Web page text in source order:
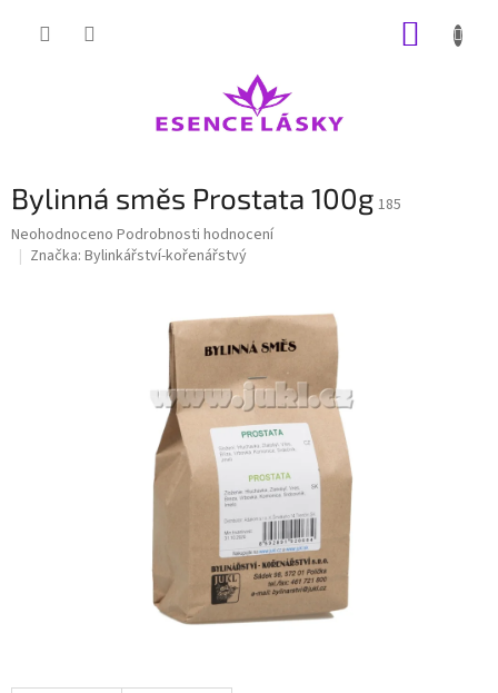
Bylinná směs Prostata 100g 185
Průměrné
hodnocení
Neohodnoceno Podrobnosti hodnocení
Značka: Bylinkářství-kořenářstvý